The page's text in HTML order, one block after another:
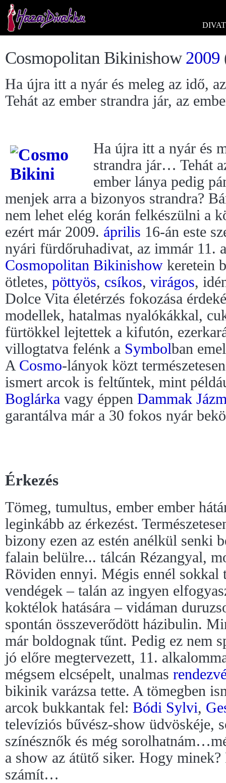
DIVAT
Cosmopolitan Bikinishow 2009
Ha újra itt a nyár és meleg az idő,
Tehát az ember strandra jár, az
Ha újra itt a nyár és
strandra jár… Tehát
ember lánya pedig
menjek arra a bizonyos strandra?
nem lehet elég korán felkészülni a
ezért már 2009. április 16-án este
nyári fürdőruhadivat, az immár 11.
Cosmopolitan Bikinishow keretein
ötletes, pöttyös, csíkos, virágos,
Dolce Vita életérzés fokozása
modellek, hatalmas nyalókákkal,
fürtökkel lejtettek a kifutón,
villogtatva felénk a Symbolban
A Cosmo-lányok közt
ismert arcok is feltűntek, mint
Boglárka vagy éppen Dammak
garantálva már a 30 fokos nyár
Érkezés
Tömeg, tumultus, ember ember
leginkább az érkezést.
bizony ezen az estén anélkül senki
falain belülre... tálcán Rézangyal,
Röviden ennyi. Mégis ennél sokkal
vendégek – talán az ingyen
koktélok hatására – vidáman
spontán összeverődött házibulin.
már boldognak tűnt. Pedig ez nem
jó előre megtervezett, 11.
mégsem elcsépelt, unalmas
bikinik varázsa tette. A tömegben
arcok bukkantak fel: Bódi Sylvi,
televíziós bűvész-show üdvöskéje,
színésznők és még
a show az átütő siker. Hogy
számít…